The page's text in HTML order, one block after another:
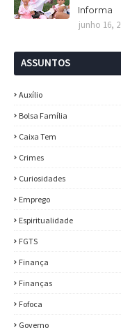
Informa
junho 16,
ASSUNTOS
Auxílio
Bolsa Família
Caixa Tem
Crimes
Curiosidades
Emprego
Espiritualidade
FGTS
Finança
Finanças
Fofoca
Governo